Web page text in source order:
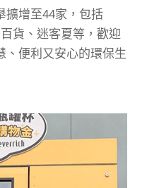
擴增至44家，包括
貨、迷客夏等，歡迎
、便利又安心的環保生